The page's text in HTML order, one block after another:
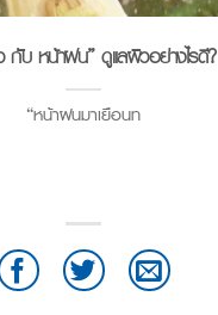
กับ หน้าฝน” ดูแลผิวอย่างไรดี?
“หน้าฝนมาเยือนท